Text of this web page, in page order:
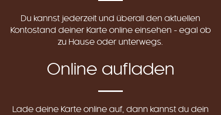
Du kannst jederzeit und überall den aktuellen
Kontostand deiner Karte online einsehen - egal ob
zu Hause oder unterwegs.
Online aufladen
Lade deine Karte online auf, dann kannst du dein